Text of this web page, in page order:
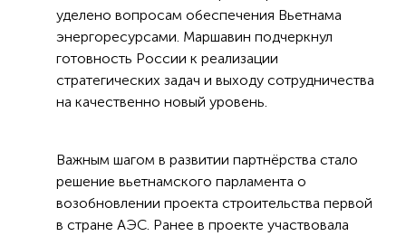
уделено вопросам обеспечения Вьетнама
энергоресурсами. Маршавин подчеркнул
готовность России к реализации
стратегических задач и выходу сотрудничества
на качественно новый уровень.
Важным шагом в развитии партнёрства стало
решение вьетнамского парламента о
возобновлении проекта строительства первой
в стране АЭС. Ранее в проекте участвовала